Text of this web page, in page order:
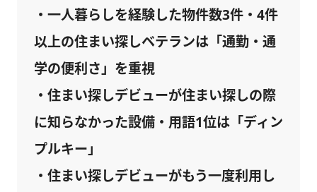
・一人暮らしを経験した物件数3件・4件
以上の住まい探しベテランは「通勤・通
学の便利さ」を重視
・住まい探しデビューが住まい探しの際
に知らなかった設備・用語1位は「ディン
プルキー」
・住まい探しデビューがもう一度利用し